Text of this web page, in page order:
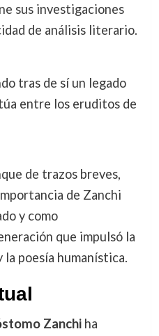
sus investigaciones
de análisis literario.
tras de sí un legado
entre los eruditos de
de trazos breves,
de Zanchi
y como
que impulsó la
poesía humanística.
Zanchiha